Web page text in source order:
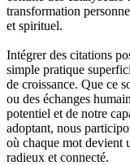
transformation
et spirituel.
Intégrer des citations
simple pratique
de croissance. Que ce
ou des échanges
potentiel et de notre
adoptant, nous
où chaque mot devient
radieux et connecté.